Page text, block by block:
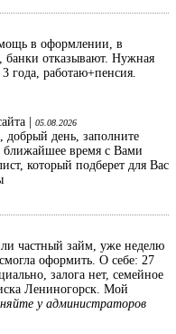
в оформлении, в
банки отказывают. Нужная
года, работаю+пенсия.
|
05.08.2026
добрый день, заполните
ближайшее время с Вами
который подберет для Вас
частный займ, уже неделю
оформить. О себе: 27
залога нет, семейное
Лениногорск. Мой
у администраторов